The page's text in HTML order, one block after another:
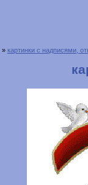
» картинки с надписями,